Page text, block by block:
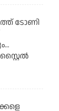
ടോണി